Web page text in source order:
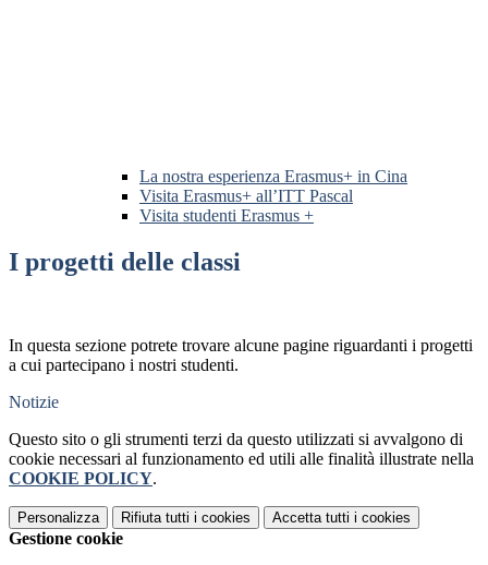
La nostra esperienza Erasmus+ in Cina
Visita Erasmus+ all’ITT Pascal
Visita studenti Erasmus +
I progetti delle classi
In questa sezione potrete trovare alcune pagine riguardanti i progetti
a cui partecipano i nostri studenti.
Notizie
Questo sito o gli strumenti terzi da questo utilizzati si avvalgono di
cookie necessari al funzionamento ed utili alle finalità illustrate nella
COOKIE POLICY.
Personalizza Rifiuta tutti i cookies Accetta tutti i cookies
Gestione cookie